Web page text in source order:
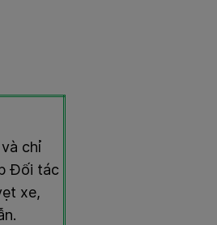
chỉ
Đối tác
xe,